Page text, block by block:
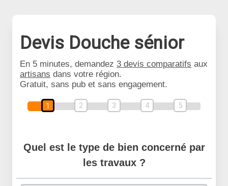
Devis Douche sénior
En 5 minutes, demandez 3 devis comparatifs aux
artisans dans votre région.
Gratuit, sans pub et sans engagement.
1 2 3 4 5
Quel est le type de bien concerné par
les travaux ?